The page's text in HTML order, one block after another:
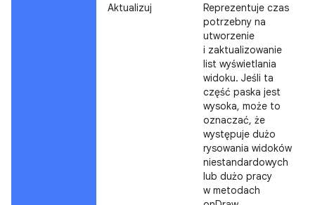
Aktualizuj
Reprezentuje czas
potrzebny na
utworzenie
i zaktualizowanie
list wyświetlania
widoku. Jeśli ta
część paska jest
wysoka, może to
oznaczać, że
występuje dużo
rysowania widoków
niestandardowych
lub dużo pracy
w metodach